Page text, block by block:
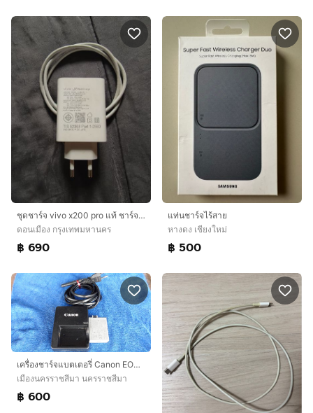
ชุดชาร์จ vivo x200 pro แท้ ชาร์จเร็ว 90 วัตต์
ดอนเมือง กรุงเทพมหานคร
฿ 690
แท่นชาร์จไร้สาย
หางดง เชียงใหม่
฿ 500
เครื่องชาร์จแบตเตอรี่ Canon EOS 450D 500D 1000D SLR Camera LP-E5
เมืองนครราชสีมา นครราชสีมา
฿ 600